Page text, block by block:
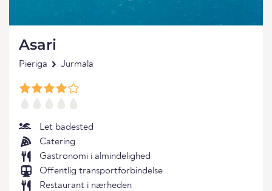
Asari
Pieriga Jurmala
Let badested
Catering
Gastronomi i almindelighed
Offentlig transportforbindelse
Restaurant i nærheden